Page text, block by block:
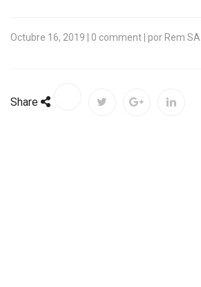
Octubre 16, 2019 | 0 comment | por Rem SA
Share